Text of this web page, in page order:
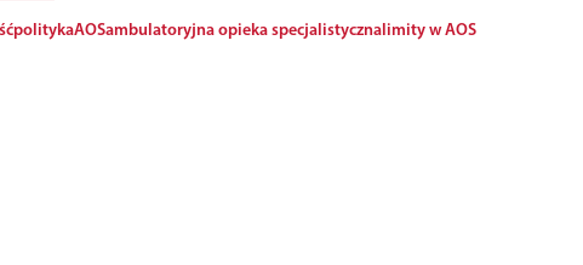
politykaAOSambulatoryjna opieka specjalistycznalimity w AOS